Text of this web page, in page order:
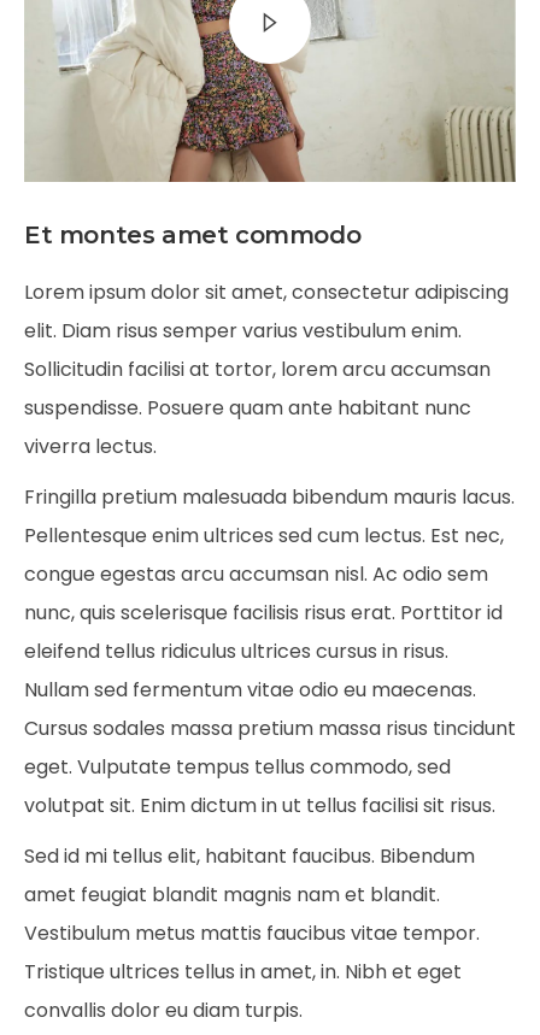
Et montes amet commodo
Lorem ipsum dolor sit amet, consectetur adipiscing
elit. Diam risus semper varius vestibulum enim.
Sollicitudin facilisi at tortor, lorem arcu accumsan
suspendisse. Posuere quam ante habitant nunc
viverra lectus.
Fringilla pretium malesuada bibendum mauris lacus.
Pellentesque enim ultrices sed cum lectus. Est nec,
congue egestas arcu accumsan nisl. Ac odio sem
nunc, quis scelerisque facilisis risus erat. Porttitor id
eleifend tellus ridiculus ultrices cursus in risus.
Nullam sed fermentum vitae odio eu maecenas.
Cursus sodales massa pretium massa risus tincidunt
eget. Vulputate tempus tellus commodo, sed
volutpat sit. Enim dictum in ut tellus facilisi sit risus.
Sed id mi tellus elit, habitant faucibus. Bibendum
amet feugiat blandit magnis nam et blandit.
Vestibulum metus mattis faucibus vitae tempor.
Tristique ultrices tellus in amet, in. Nibh et eget
convallis dolor eu diam turpis.